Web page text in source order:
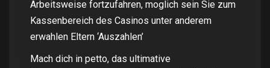
Arbeitsweise fortzufahren, moglich sein Sie zum
Kassenbereich des Casinos unter anderem
erwahlen Eltern ‘Auszahlen’
Mach dich in petto, das ultimative